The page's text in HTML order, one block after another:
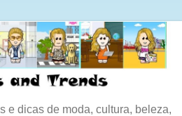
e dicas de moda, cultura, beleza,